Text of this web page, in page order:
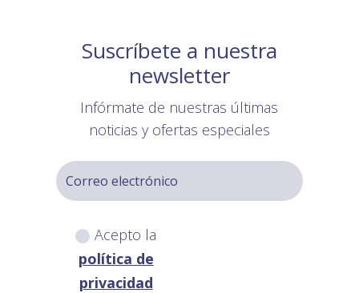
Suscríbete a nuestra
newsletter
Infórmate de nuestras últimas
noticias y ofertas especiales
Acepto la
política de
privacidad